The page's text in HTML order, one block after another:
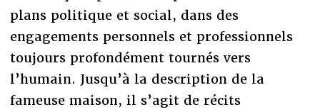
plans politique et social, dans des
engagements personnels et professionnels
toujours profondément tournés vers
l’humain. Jusqu’à la description de la
fameuse maison, il s’agit de récits